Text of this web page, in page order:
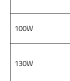
100W
130W